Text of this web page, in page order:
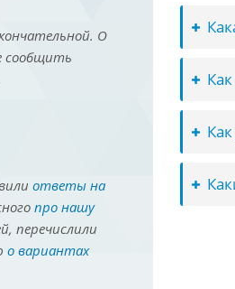
О
сообщить
ответы на
про нашу
перечислили
о вариантах